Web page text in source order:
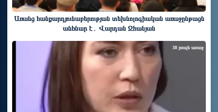
Առանց հանքարդյունաբերության տեխնոլոգիական առաջընթացն
անհնար է․ Վարդան Ջհանյան
38 րոպե առաջ